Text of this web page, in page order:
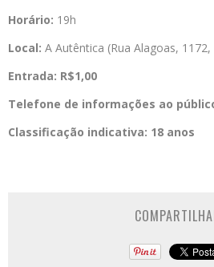
Horário: 19h
Local: A Autêntica (Rua Alagoas, 1172,
Entrada: R$1,00
Telefone de informações ao
Classificação indicativa: 18 anos